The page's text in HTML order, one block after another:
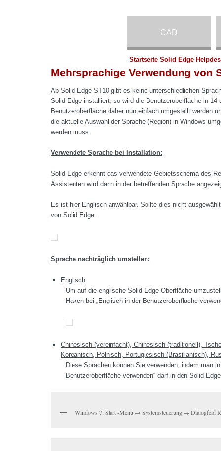
CAD
Startseite Solid Edge
Mehrsprachige Verwendung von
Ab Solid Edge ST10 gibt es keine unterschiedlichen
Solid Edge installiert, so wird die Benutzeroberfläche in
Benutzeroberfläche daher nun einfach umgestellt werden
die aktuelle Auswahl der Sprache (Region) in Windows
werden muss.
Verwendete Sprache bei Installation:
Solid Edge erkennt das verwendete Gebietsschema des
Assistenten wird dann in der betreffenden Sprache
Es ist hier Englisch anwählbar. Sollte dies nicht
von Solid Edge.
Sprache nachträglich umstellen:
Englisch
Um auf die englische Solid Edge Oberfläche
Haken bei „Englisch in der Benutzeroberfläche
Chinesisch (vereinfacht), Chinesisch (traditionell),
Koreanisch, Polnisch, Portugiesisch (Brasilianisch),
Diese Sprachen können Sie verwenden, indem man
Benutzeroberfläche verwenden“ darf in den Solid
Windows 7: Start -Menü → Systemsteuerung → Dialogfeld